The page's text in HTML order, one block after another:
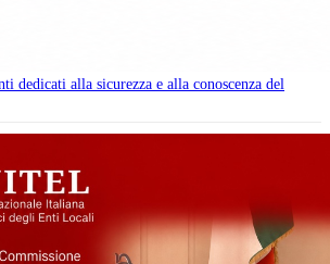
dedicati alla sicurezza e alla conoscenza del